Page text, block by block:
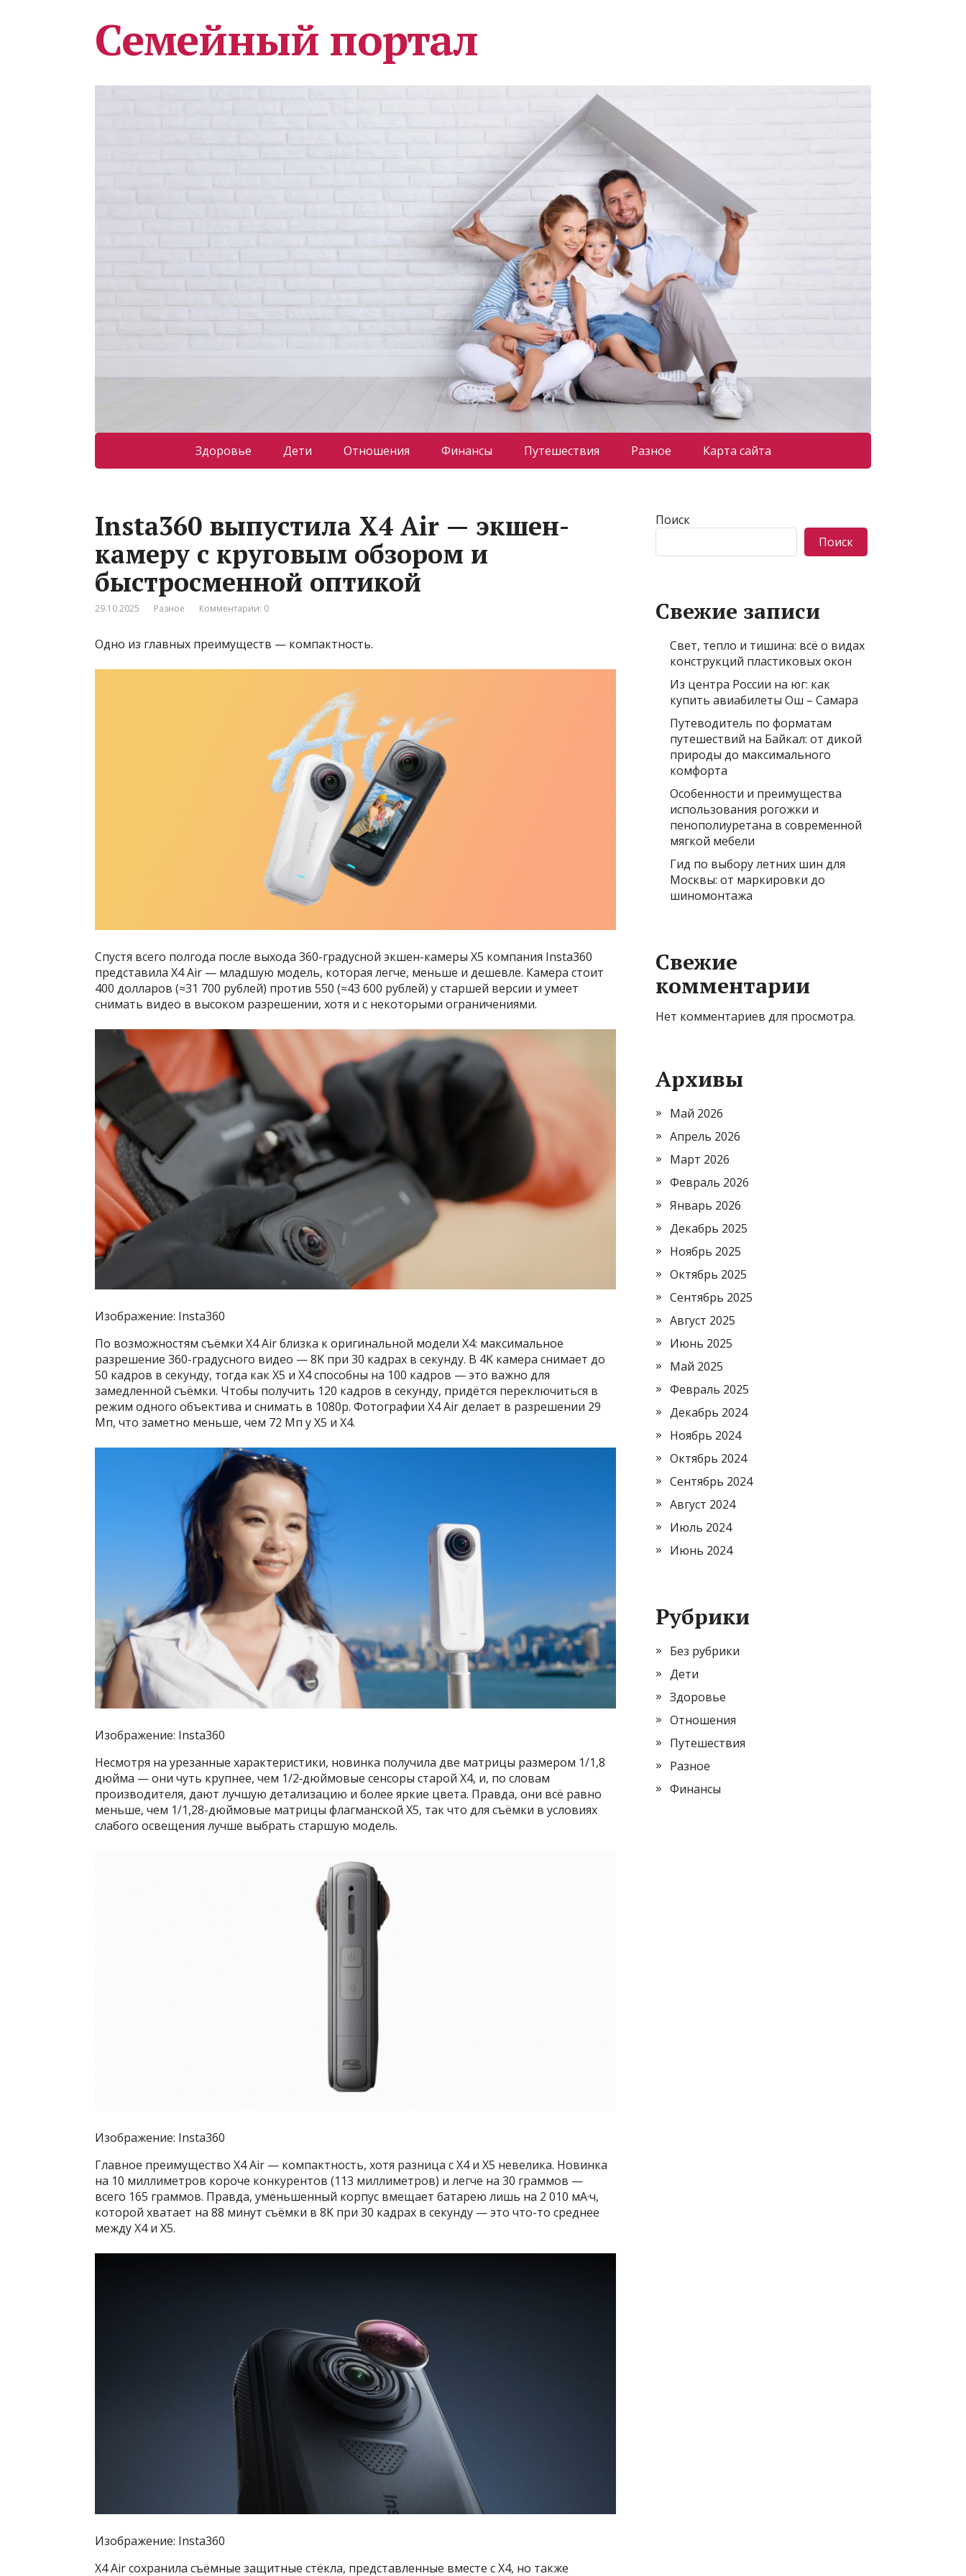
Семейный портал
Здоровье Дети Отношения Финансы Путешествия Разное Карта сайта
Insta360 выпустила X4 Air — экшен-
камеру с круговым обзором и
быстросменной оптикой
29.10.2025 Разное Комментарии: 0
Одно из главных преимуществ — компактность.
Спустя всего полгода после выхода 360-градусной экшен-камеры X5 компания Insta360
представила X4 Air — младшую модель, которая легче, меньше и дешевле. Камера стоит
400 долларов (≈31 700 рублей) против 550 (≈43 600 рублей) у старшей версии и умеет
снимать видео в высоком разрешении, хотя и с некоторыми ограничениями.
Изображение: Insta360
По возможностям съёмки X4 Air близка к оригинальной модели X4: максимальное
разрешение 360-градусного видео — 8K при 30 кадрах в секунду. В 4K камера снимает до
50 кадров в секунду, тогда как X5 и X4 способны на 100 кадров — это важно для
замедленной съёмки. Чтобы получить 120 кадров в секунду, придётся переключиться в
режим одного объектива и снимать в 1080p. Фотографии X4 Air делает в разрешении 29
Мп, что заметно меньше, чем 72 Мп у X5 и X4.
Изображение: Insta360
Несмотря на урезанные характеристики, новинка получила две матрицы размером 1/1,8
дюйма — они чуть крупнее, чем 1/2‑дюймовые сенсоры старой X4, и, по словам
производителя, дают лучшую детализацию и более яркие цвета. Правда, они всё равно
меньше, чем 1/1,28-дюймовые матрицы флагманской X5, так что для съёмки в условиях
слабого освещения лучше выбрать старшую модель.
Изображение: Insta360
Главное преимущество X4 Air — компактность, хотя разница с X4 и X5 невелика. Новинка
на 10 миллиметров короче конкурентов (113 миллиметров) и легче на 30 граммов —
всего 165 граммов. Правда, уменьшенный корпус вмещает батарею лишь на 2 010 мА·ч,
которой хватает на 88 минут съёмки в 8K при 30 кадрах в секунду — это что-то среднее
между X4 и X5.
Изображение: Insta360
X4 Air сохранила съёмные защитные стёкла, представленные вместе с X4, но также
Поиск
Поиск
Свежие записи
Свет, тепло и тишина: всё о видах
конструкций пластиковых окон
Из центра России на юг: как
купить авиабилеты Ош – Самара
Путеводитель по форматам
путешествий на Байкал: от дикой
природы до максимального
комфорта
Особенности и преимущества
использования рогожки и
пенополиуретана в современной
мягкой мебели
Гид по выбору летних шин для
Москвы: от маркировки до
шиномонтажа
Свежие
комментарии
Нет комментариев для просмотра.
Архивы
Май 2026
Апрель 2026
Март 2026
Февраль 2026
Январь 2026
Декабрь 2025
Ноябрь 2025
Октябрь 2025
Сентябрь 2025
Август 2025
Июнь 2025
Май 2025
Февраль 2025
Декабрь 2024
Ноябрь 2024
Октябрь 2024
Сентябрь 2024
Август 2024
Июль 2024
Июнь 2024
Рубрики
Без рубрики
Дети
Здоровье
Отношения
Путешествия
Разное
Финансы